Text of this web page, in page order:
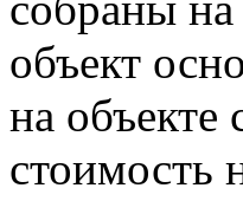
объект
на объекте
стоимость